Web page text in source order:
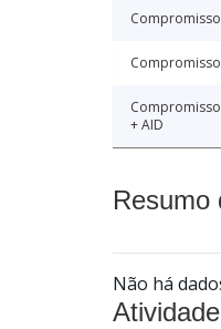
+ AID
Resumo
Não há